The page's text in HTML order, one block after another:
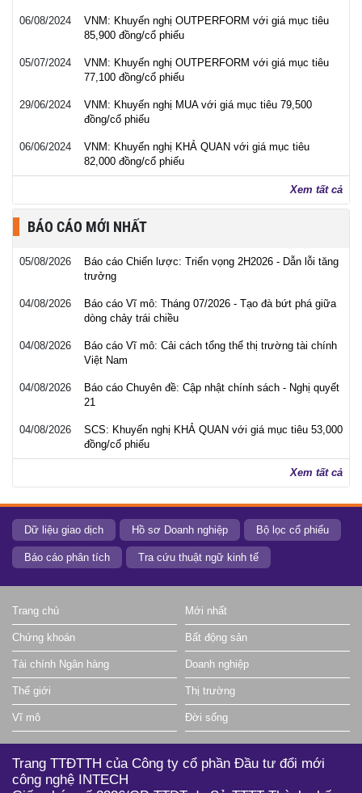
06/08/2024
VNM: Khuyến nghị OUTPERFORM với giá mục tiêu
85,900 đồng/cổ phiếu
05/07/2024
VNM: Khuyến nghị OUTPERFORM với giá mục tiêu
77,100 đồng/cổ phiếu
29/06/2024
VNM: Khuyến nghị MUA với giá mục tiêu 79,500
đồng/cổ phiếu
06/06/2024
VNM: Khuyến nghị KHẢ QUAN với giá mục tiêu
82,000 đồng/cổ phiếu
Xem tất cả
BÁO CÁO MỚI NHẤT
05/08/2026
Báo cáo Chiến lược: Triển vọng 2H2026 - Dẫn lỗi tăng
trưởng
04/08/2026
Báo cáo Vĩ mô: Tháng 07/2026 - Tạo đà bứt phá giữa
dòng chảy trái chiều
04/08/2026
Báo cáo Vĩ mô: Cải cách tổng thể thị trường tài chính
Việt Nam
04/08/2026
Báo cáo Chuyên đề: Cập nhật chính sách - Nghị quyết
21
04/08/2026
SCS: Khuyến nghị KHẢ QUAN với giá mục tiêu 53,000
đồng/cổ phiếu
Xem tất cả
Dữ liệu giao dịch Hồ sơ Doanh nghiệp Bộ lọc cổ phiếu
Báo cáo phân tích Tra cứu thuật ngữ kinh tế
Trang chủ Mới nhất
Chứng khoán Bất động sản
Tài chính Ngân hàng Doanh nghiệp
Thế giới Thị trường
Vĩ mô Đời sống
Trang TTĐTTH của Công ty cổ phần Đầu tư đổi mới
công nghệ INTECH